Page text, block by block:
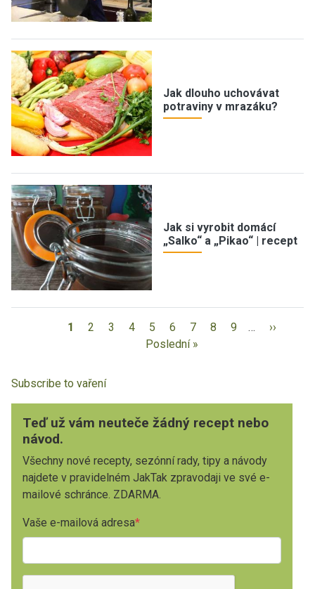
Jak dlouho uchovávat
potraviny v mrazáku?
Jak si vyrobit domácí
„Salko“ a „Pikao“ | recept
1 2 3 4 5 6 7 8 9 …
››
Poslední »
Subscribe to vaření
Teď už vám neuteče žádný recept nebo
návod.
Všechny nové recepty, sezónní rady, tipy a návody
najdete v pravidelném JakTak zpravodaji ve své e-
mailové schránce. ZDARMA.
Vaše e-mailová adresa